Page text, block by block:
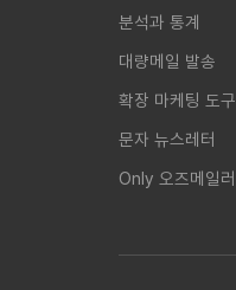
분석과 통계
대량메일 발송
확장 마케팅 도구
문자 뉴스레터
Only 오즈메일러